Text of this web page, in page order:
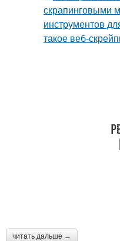
читать дальше →